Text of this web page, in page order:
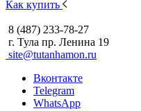
Как купить
8 (487) 233-78-27
г. Тула пр. Ленина 19
site@tutanhamon.ru
Вконтакте
Telegram
WhatsApp